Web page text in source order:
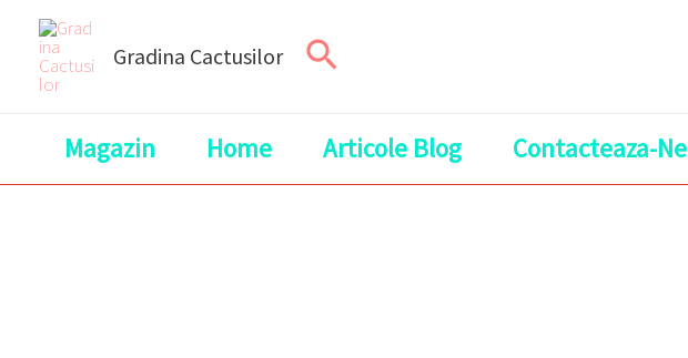
content
Gradina Cactusilor Search
Magazin Home Articole Blog Contacteaza-Ne